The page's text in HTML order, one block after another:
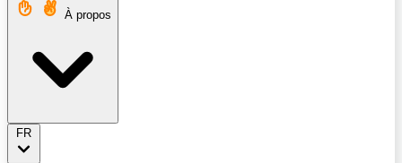
À propos